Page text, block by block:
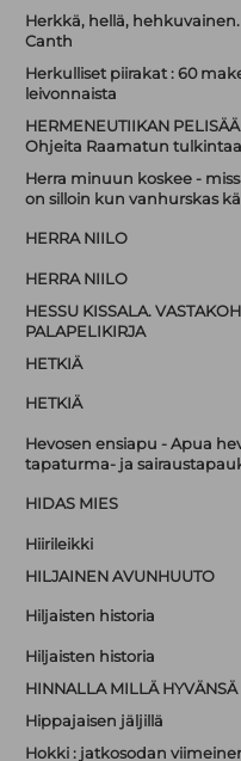
Herkkä, hellä,
Canth
Herkulliset piirakat : 60
leivonnaista
HERMENEUTIIKAN
Ohjeita Raamatun
Herra minuun koskee -
on silloin kun vanhurskas
HERRA NIILO
HERRA NIILO
HESSU KISSALA.
PALAPELIKIRJA
HETKIÄ
HETKIÄ
Hevosen ensiapu - Apua
tapaturma- ja
HIDAS MIES
Hiirileikki
HILJAINEN AVUNHUUTO
Hiljaisten historia
Hiljaisten historia
HINNALLA MILLÄ HYVÄNSÄ
Hippajaisen jäljillä
Hokki : jatkosodan